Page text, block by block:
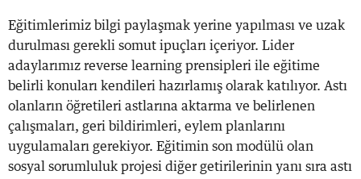
Eğitimlerimiz bilgi paylaşmak yerine yapılması ve uzak
durulması gerekli somut ipuçları içeriyor. Lider
adaylarımız reverse learning prensipleri ile eğitime
belirli konuları kendileri hazırlamış olarak katılıyor. Astı
olanların öğretileri astlarına aktarma ve belirlenen
çalışmaları, geri bildirimleri, eylem planlarını
uygulamaları gerekiyor. Eğitimin son modülü olan
sosyal sorumluluk projesi diğer getirilerinin yanı sıra astı